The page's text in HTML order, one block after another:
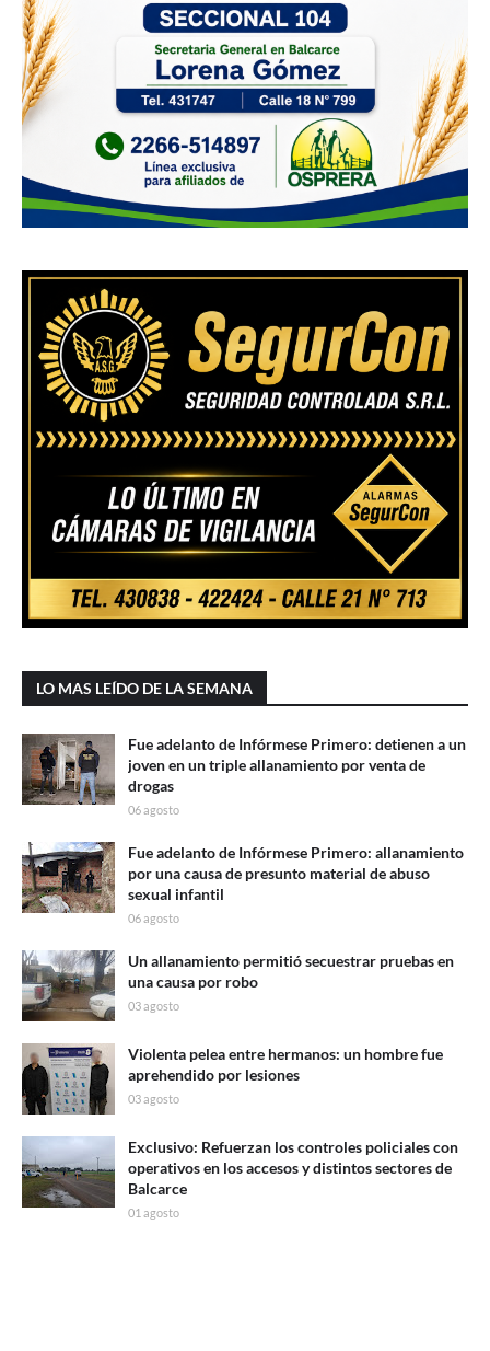
LO MAS LEÍDO DE LA SEMANA
Fue adelanto de Infórmese Primero: detienen a un
joven en un triple allanamiento por venta de
drogas
06 agosto
Fue adelanto de Infórmese Primero: allanamiento
por una causa de presunto material de abuso
sexual infantil
06 agosto
Un allanamiento permitió secuestrar pruebas en
una causa por robo
03 agosto
Violenta pelea entre hermanos: un hombre fue
aprehendido por lesiones
03 agosto
Exclusivo: Refuerzan los controles policiales con
operativos en los accesos y distintos sectores de
Balcarce
01 agosto